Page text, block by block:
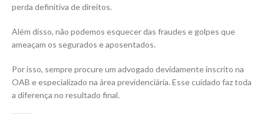
perda definitiva de direitos.
Além disso, não podemos esquecer das fraudes e golpes que
ameaçam os segurados e aposentados.
Por isso, sempre procure um advogado devidamente inscrito na
OAB e especializado na área previdenciária. Esse cuidado faz toda
a diferença no resultado final.